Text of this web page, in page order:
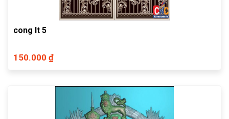
cong lt 5
150.000 ₫